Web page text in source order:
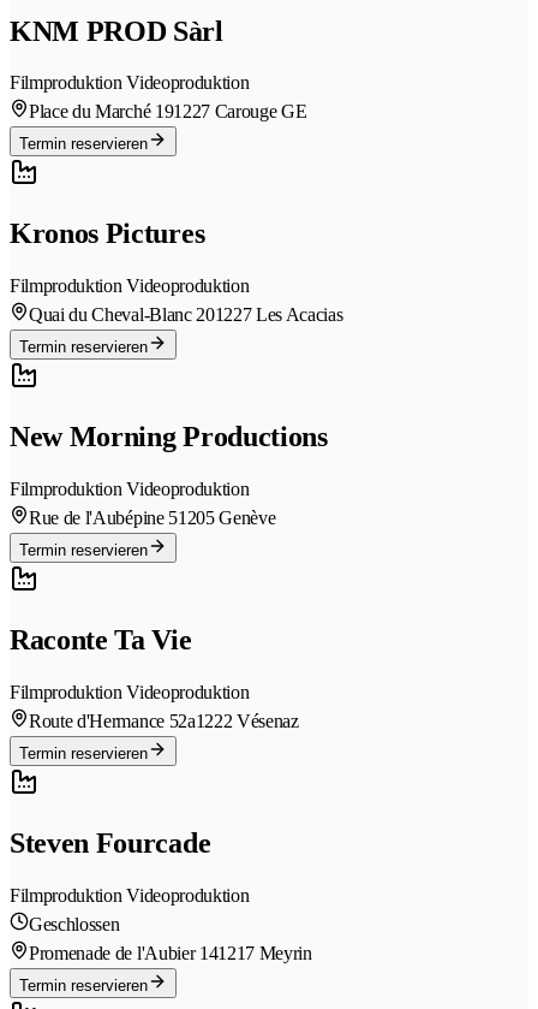
KNM PROD Sàrl
Filmproduktion Videoproduktion
Place du Marché 191227 Carouge GE
Termin reservieren
Kronos Pictures
Filmproduktion Videoproduktion
Quai du Cheval-Blanc 201227 Les Acacias
Termin reservieren
New Morning Productions
Filmproduktion Videoproduktion
Rue de l'Aubépine 51205 Genève
Termin reservieren
Raconte Ta Vie
Filmproduktion Videoproduktion
Route d'Hermance 52a1222 Vésenaz
Termin reservieren
Steven Fourcade
Filmproduktion Videoproduktion
Geschlossen
Promenade de l'Aubier 141217 Meyrin
Termin reservieren